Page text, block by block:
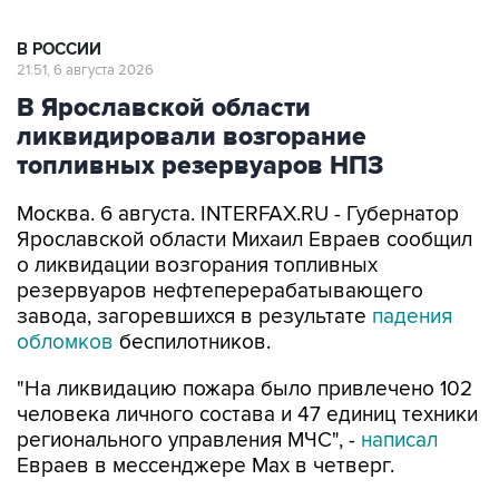
В РОССИИ
21:51, 6 августа 2026
В Ярославской области
ликвидировали возгорание
топливных резервуаров НПЗ
Москва. 6 августа. INTERFAX.RU - Губернатор
Ярославской области Михаил Евраев сообщил
о ликвидации возгорания топливных
резервуаров нефтеперерабатывающего
завода, загоревшихся в результате падения
обломков беспилотников.
"На ликвидацию пожара было привлечено 102
человека личного состава и 47 единиц техники
регионального управления МЧС", - написал
Евраев в мессенджере Мах в четверг.